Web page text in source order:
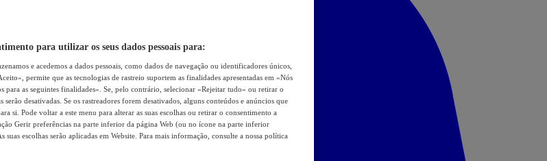
para utilizar os seus dados pessoais para:
e acedemos a dados pessoais, como dados de navegação ou identificadores únicos,
permite que as tecnologias de rastreio suportem as finalidades apresentadas em «Nós
para as seguintes finalidades». Se, pelo contrário, selecionar «Rejeitar tudo» ou retirar o
serão desativadas. Se os rastreadores forem desativados, alguns conteúdos e anúncios que
si. Pode voltar a este menu para alterar as suas escolhas ou retirar o consentimento a
Gerir preferências na parte inferior da página Web (ou no ícone na parte inferior
suas escolhas serão aplicadas em Website. Para mais informação, consulte a nossa política